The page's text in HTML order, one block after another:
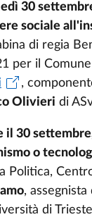
30
sociale
di regia
per il
,
Olivieri di
il 30
o
Politica,
,
di